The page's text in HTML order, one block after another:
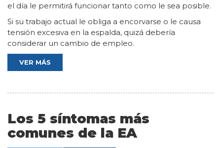
el día le permitirá funcionar tanto como le sea posible.
Si su trabajo actual le obliga a encorvarse o le causa
tensión excesiva en la espalda, quizá debería
considerar un cambio de empleo.
VER MÁS
Los 5 síntomas más
comunes de la EA